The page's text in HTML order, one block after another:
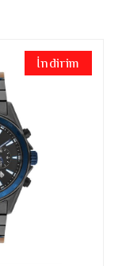
İndirim